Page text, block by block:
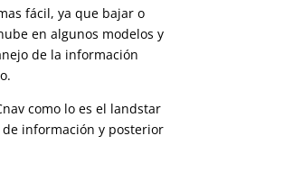
fácil, ya que bajar o
en algunos modelos y
de la información
como lo es el landstar
de información y posterior